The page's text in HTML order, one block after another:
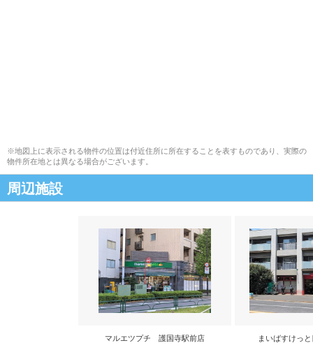
※地図上に表示される物件の位置は付近住所に所在することを表すものであり、実際の
物件所在地とは異なる場合がございます。
周辺施設
マルエツプチ 護国寺駅前店 まいばすけっ